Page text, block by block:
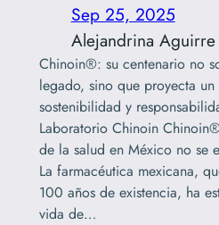
Sep 25, 2025
Alejandrina
Chinoin®: su centenario no
legado, sino que proyecta
sostenibilidad y
Laboratorio Chinoin
de la salud en México no se
La farmacéutica mexicana,
100 años de existencia, ha
vida de…